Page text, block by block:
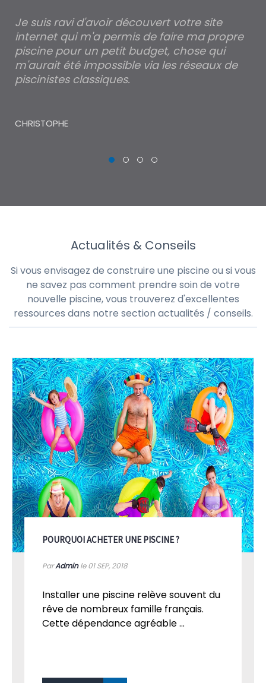
Je suis ravi d'avoir découvert votre site
internet qui m'a permis de faire ma propre
piscine pour un petit budget, chose qui
m'aurait été impossible via les réseaux de
piscinistes classiques.
CHRISTOPHE
Actualités & Conseils
Si vous envisagez de construire une piscine ou si vous
ne savez pas comment prendre soin de votre
nouvelle piscine, vous trouverez d'excellentes
ressources dans notre section actualités / conseils.
POURQUOI ACHETER UNE PISCINE ?
ParAdminle 01SEP, 2018
Installer une piscine relève souvent du
rêve de nombreux famille français.
Cette dépendance agréable ...